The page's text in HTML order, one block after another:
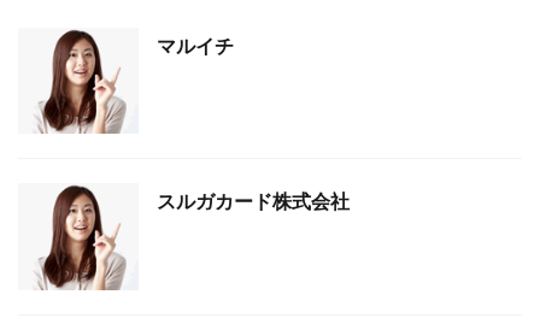
マルイチ
スルガカード株式会社